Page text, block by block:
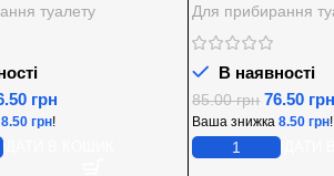
туалету
грн
8.50 грн!
Для прибирання
В наявності
85.00грн 76.50 грн
Ваша знижка8.50грн!